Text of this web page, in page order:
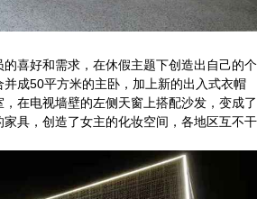
喜好和需求，在休假主题下创造出自己的个
成50平方米的主卧，加上新的出入式衣帽
在电视墙壁的左侧天窗上搭配沙发，变成了
具，创造了女主的化妆空间，各地区互不干